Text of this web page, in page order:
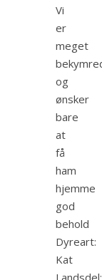
Vi
er
meget
og
ønsker
bare
at
få
ham
hjemme
god
behold
Dyreart:
Kat
Landsdel: